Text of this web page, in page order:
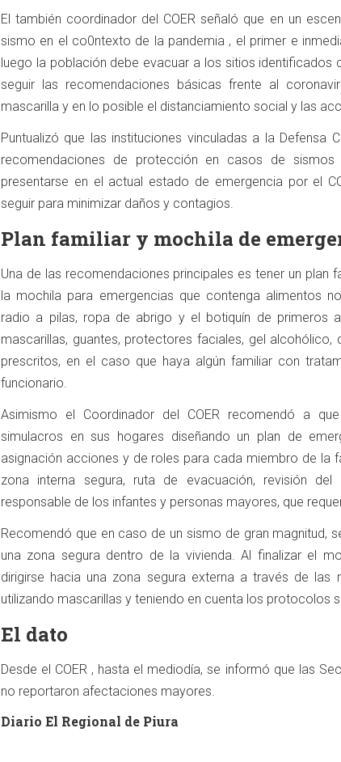
El también coordinador del COER señaló que en un
sismo en el co0ntexto de la pandemia , el primer e
luego la población debe evacuar a los sitios identificados
seguir las recomendaciones básicas frente al
mascarilla y en lo posible el distanciamiento social y las
Puntualizó que las instituciones vinculadas a la Defensa
recomendaciones de protección en casos de sismos
presentarse en el actual estado de emergencia por el
seguir para minimizar daños y contagios.
Plan familiar y mochila de
Una de las recomendaciones principales es tener un plan
la mochila para emergencias que contenga alimentos
radio a pilas, ropa de abrigo y el botiquín de primeros
mascarillas, guantes, protectores faciales, gel
prescritos, en el caso que haya algún familiar con
funcionario.
Asimismo el Coordinador del COER recomendó a
simulacros en sus hogares diseñando un plan de
asignación acciones y de roles para cada miembro de la
zona interna segura, ruta de evacuación, revisión
responsable de los infantes y personas mayores, que
Recomendó que en caso de un sismo de gran magnitud,
una zona segura dentro de la vivienda. Al finalizar el
dirigirse hacia una zona segura externa a través de las
utilizando mascarillas y teniendo en cuenta los protocolos
El dato
Desde el COER , hasta el mediodía, se informó que las
no reportaron afectaciones mayores.
Diario El Regional de Piura